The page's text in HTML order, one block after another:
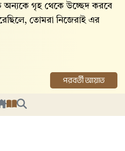
অন্যকে গৃহ থেকে উচ্ছেদ করবে
তোমরা নিজেরাই এর
পরবর্তী আয়াত